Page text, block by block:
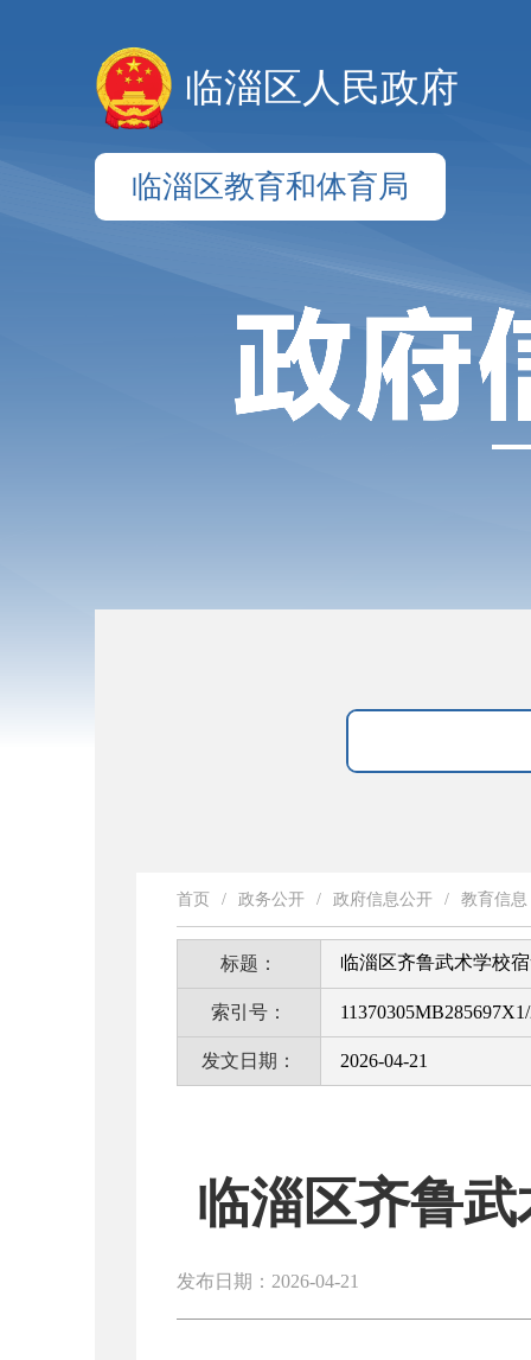
临淄区人民政府
临淄区教育和体育局
首页 / 政务公开 / 政府信息公开 / 教育信息
标题： 临淄区齐鲁武术学校
索引号：
发文日期： 2026-04-21
临淄区齐鲁
发布日期：2026-04-21